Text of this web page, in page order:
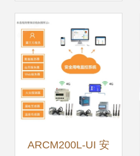
ARCM200L-UI 安